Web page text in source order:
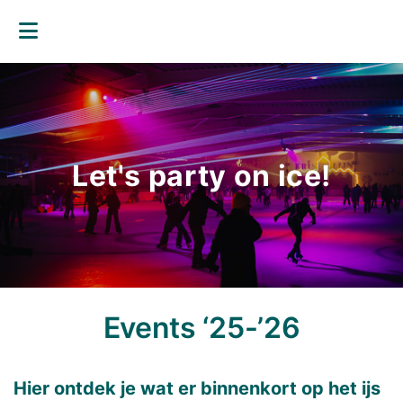
Let's party on ice!
Events ‘25-’26
Hier ontdek je wat er binnenkort op het ijs